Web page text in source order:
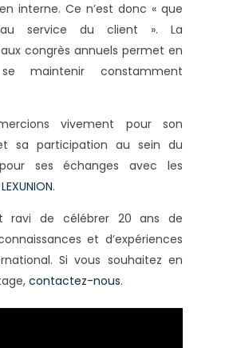
interne. Ce n’est donc « que
service du client ». La
congrès annuels permet en
maintenir constamment
vivement pour son
sa participation au sein du
ses échanges avec les
.
ravi de célébrer 20 ans de
et d’expériences
Si vous souhaitez en
contactez-nous.